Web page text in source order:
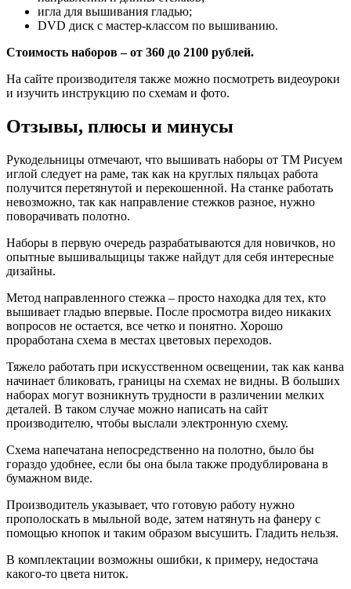
игла для вышивания гладью;
DVD диск с мастер-классом по вышиванию.
Стоимость наборов – от 360 до 2100 рублей.
На сайте производителя также можно посмотреть видеоуроки
и изучить инструкцию по схемам и фото.
Отзывы, плюсы и минусы
Рукодельницы отмечают, что вышивать наборы от ТМ Рисуем
иглой следует на раме, так как на круглых пяльцах работа
получится перетянутой и перекошенной. На станке работать
невозможно, так как направление стежков разное, нужно
поворачивать полотно.
Наборы в первую очередь разрабатываются для новичков, но
опытные вышивальщицы также найдут для себя интересные
дизайны.
Метод направленного стежка – просто находка для тех, кто
вышивает гладью впервые. После просмотра видео никаких
вопросов не остается, все четко и понятно. Хорошо
проработана схема в местах цветовых переходов.
Тяжело работать при искусственном освещении, так как канва
начинает бликовать, границы на схемах не видны. В больших
наборах могут возникнуть трудности в различении мелких
деталей. В таком случае можно написать на сайт
производителю, чтобы выслали электронную схему.
Схема напечатана непосредственно на полотно, было бы
гораздо удобнее, если бы она была также продублирована в
бумажном виде.
Производитель указывает, что готовую работу нужно
прополоскать в мыльной воде, затем натянуть на фанеру с
помощью кнопок и таким образом высушить. Гладить нельзя.
В комплектации возможны ошибки, к примеру, недостача
какого-то цвета ниток.